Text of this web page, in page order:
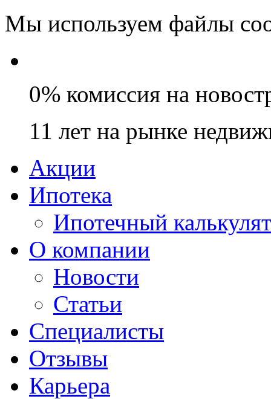
Мы используем файлы
0% комиссия на
11 лет на рынке
Акции
Ипотека
Ипотечный
О компании
Новости
Статьи
Специалисты
Отзывы
Карьера